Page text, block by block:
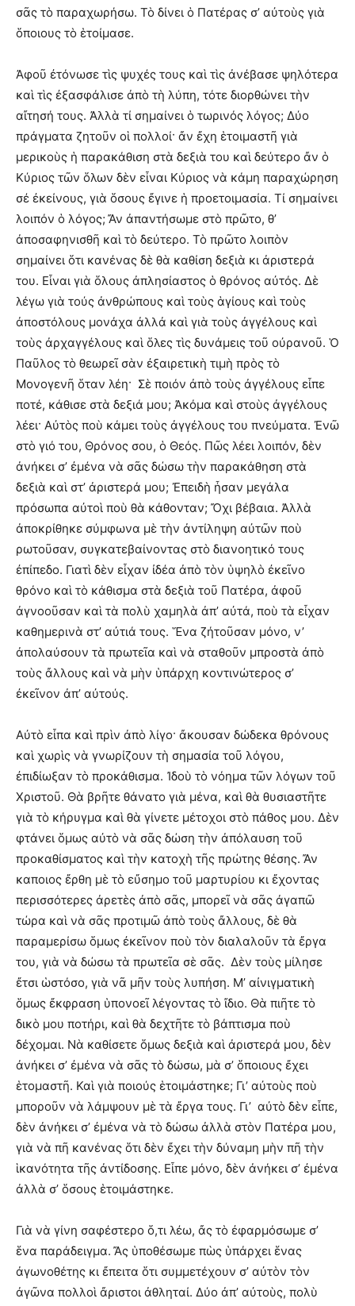
σᾶς τὸ παραχωρήσω. Τὸ δίνει ὁ Πατέρας σ’ αὐτοὺς γιὰ
ὅποιους τὸ ἑτοίμασε.
Ἀφοῦ ἐτόνωσε τὶς ψυχές τους καὶ τὶς ἀνέβασε ψηλότερα
καὶ τὶς ἐξασφάλισε ἀπὸ τὴ λύπη, τότε διορθώνει τὴν
αἴτησή τους. Ἀλλὰ τί σημαίνει ὁ τωρινός λόγος; Δύο
πράγματα ζητοῦν οἱ πολλοί· ἄν ἔχη ἑτοιμαστῆ γιὰ
μερικοὺς ἡ παρακάθιση στὰ δεξιὰ του καὶ δεύτερο ἄν ὁ
Κύριος τῶν ὅλων δὲν εἶναι Κύριος νὰ κάμη παραχώρηση
σέ ἐκείνους, γιὰ ὅσους ἔγινε ἡ προετοιμασία. Τί σημαίνει
λοιπόν ὁ λόγος; Ἄν ἀπαντήσωμε στὸ πρῶτο, θ’
ἀποσαφηνισθῆ καὶ τὸ δεύτερο. Τὸ πρῶτο λοιπὸν
σημαίνει ὅτι κανένας δὲ θὰ καθίση δεξιὰ κι ἀριστερά
του. Εἶναι γιὰ ὅλους ἀπλησίαστος ὁ θρόνος αὐτός. Δὲ
λέγω γιὰ τούς ἀνθρώπους καὶ τοὺς ἁγίους καὶ τοὺς
ἀποστόλους μονάχα ἀλλἀ καὶ γιὰ τοὺς ἀγγέλους καὶ
τοὺς ἀρχαγγέλους καὶ ὅλες τὶς δυνάμεις τοῦ οὐρανοῦ. Ὁ
Παῦλος τὸ θεωρεῖ σὰν ἐξαιρετικὴ τιμὴ πρὸς τὸ
Μονογενῆ ὅταν λέη· Σὲ ποιόν ἀπὸ τοὺς ἀγγέλους εἶπε
ποτέ, κάθισε στὰ δεξιά μου; Ἀκόμα καὶ στοὺς ἀγγέλους
λέει· Αὐτὸς ποὺ κάμει τοὺς ἀγγέλους του πνεύματα. Ἐνῶ
στὸ γιό του, Θρόνος σου, ὁ Θεός. Πῶς λέει λοιπόν, δὲν
ἀνήκει σ’ ἐμένα νὰ σᾶς δώσω τὴν παρακάθηση στὰ
δεξιὰ καὶ στ’ ἀριστερά μου; Ἐπειδὴ ἦσαν μεγάλα
πρόσωπα αὐτοὶ ποὺ θὰ κάθονταν; Ὄχι βέβαια. Ἀλλὰ
ἀποκρίθηκε σύμφωνα μὲ τὴν ἀντίληψη αὐτῶν ποὺ
ρωτοῦσαν, συγκατεβαίνοντας στὸ διανοητικό τους
ἐπίπεδο. Γιατὶ δὲν εἶχαν ἰδέα ἀπὸ τὸν ὑψηλὸ ἐκεῖνο
θρόνο καὶ τὸ κάθισμα στὰ δεξιὰ τοῦ Πατέρα, ἀφοῦ
ἀγνοοῦσαν καὶ τὰ πολὺ χαμηλὰ ἀπ’ αὐτά, ποὺ τὰ εἶχαν
καθημερινὰ στ’ αὐτιά τους. Ἕνα ζήτοῦσαν μόνο, ν’
ἀπολαύσουν τὰ πρωτεῖα καὶ νὰ σταθοῦν μπροστὰ ἀπὸ
τοὺς ἄλλους καὶ νὰ μὴν ὑπάρχη κοντινώτερος σ’
ἐκεῖνον ἀπ’ αὐτούς.
Αὐτὸ εἶπα καὶ πρὶν ἀπὸ λίγο· ἄκουσαν δώδεκα θρόνους
καὶ χωρὶς νὰ γνωρίζουν τὴ σημασία τοῦ λόγου,
ἐπιδίωξαν τὸ προκάθισμα. Ἰδοὺ τὸ νόημα τῶν λόγων τοῦ
Χριστοῦ. Θὰ βρῆτε θάνατο γιὰ μένα, καὶ θὰ θυσιαστῆτε
γιὰ τὸ κήρυγμα καὶ θὰ γίνετε μέτοχοι στὸ πάθος μου. Δὲν
φτάνει ὅμως αὐτὸ νὰ σᾶς δώση τὴν ἀπόλαυση τοῦ
προκαθίσματος καὶ τὴν κατοχὴ τῆς πρώτης θέσης. Ἄν
καποιος ἔρθη μὲ τὸ εὔσημο τοῦ μαρτυρίου κι ἔχοντας
περισσότερες ἀρετὲς ἀπὸ σᾶς, μπορεῖ νὰ σᾶς ἀγαπῶ
τώρα καὶ νὰ σᾶς προτιμῶ ἀπὸ τοὺς ἄλλους, δὲ θὰ
παραμερίσω ὅμως ἐκεῖνον ποὺ τὸν διαλαλοῦν τὰ ἔργα
του, γιὰ νὰ δώσω τὰ πρωτεῖα σὲ σᾶς. Δὲν τοὺς μίλησε
ἔτσι ὡστόσο, γιὰ νᾶ μῆν τοὺς λυπήση. Μ’ αἰνιγματικὴ
ὅμως ἔκφραση ὑπονοεῖ λέγοντας τὸ ἴδιο. Θὰ πιῆτε τὸ
δικὸ μου ποτήρι, καὶ θὰ δεχτῆτε τὸ βάπτισμα ποὺ
δέχομαι. Νὰ καθίσετε ὅμως δεξιὰ καὶ ἀριστερά μου, δὲν
ἀνήκει σ’ ἐμένα νὰ σᾶς τὸ δώσω, μὰ σ’ ὅποιους ἔχει
ἑτομαστῆ. Καὶ γιὰ ποιούς ἑτοιμάστηκε; Γι’ αὐτοὺς ποὺ
μποροῦν νὰ λάμψουν μὲ τὰ ἔργα τους. Γι’ αὐτὸ δὲν εἶπε,
δὲν ἀνήκει σ’ ἐμένα νὰ τὸ δώσω ἀλλὰ στὸν Πατέρα μου,
γιὰ νὰ πῆ κανένας ὅτι δὲν ἔχει τὴν δύναμη μὴν πῆ τὴν
ἱκανότητα τῆς ἀντίδοσης. Εἶπε μόνο, δὲν ἀνήκει σ’ ἐμένα
ἀλλὰ σ’ ὅσους ἑτοιμάστηκε.
Γιὰ νὰ γίνη σαφέστερο ὅ,τι λέω, ἄς τὸ ἐφαρμόσωμε σ’
ἕνα παράδειγμα. Ἄς ὑποθέσωμε πὼς ὑπάρχει ἕνας
ἀγωνοθέτης κι ἔπειτα ὅτι συμμετέχουν σ’ αὐτὸν τὸν
ἀγῶνα πολλοὶ ἄριστοι ἀθληταί. Δύο ἀπ’ αὐτοὺς, πολὺ